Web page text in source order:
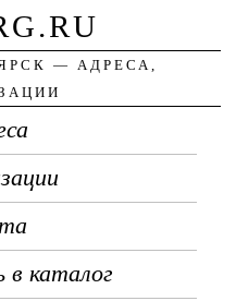
— АДРЕСА,
в каталог